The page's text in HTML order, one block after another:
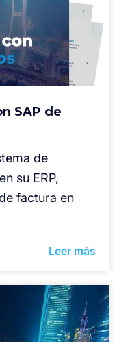
SAP de
de
su ERP,
factura en
Leer más